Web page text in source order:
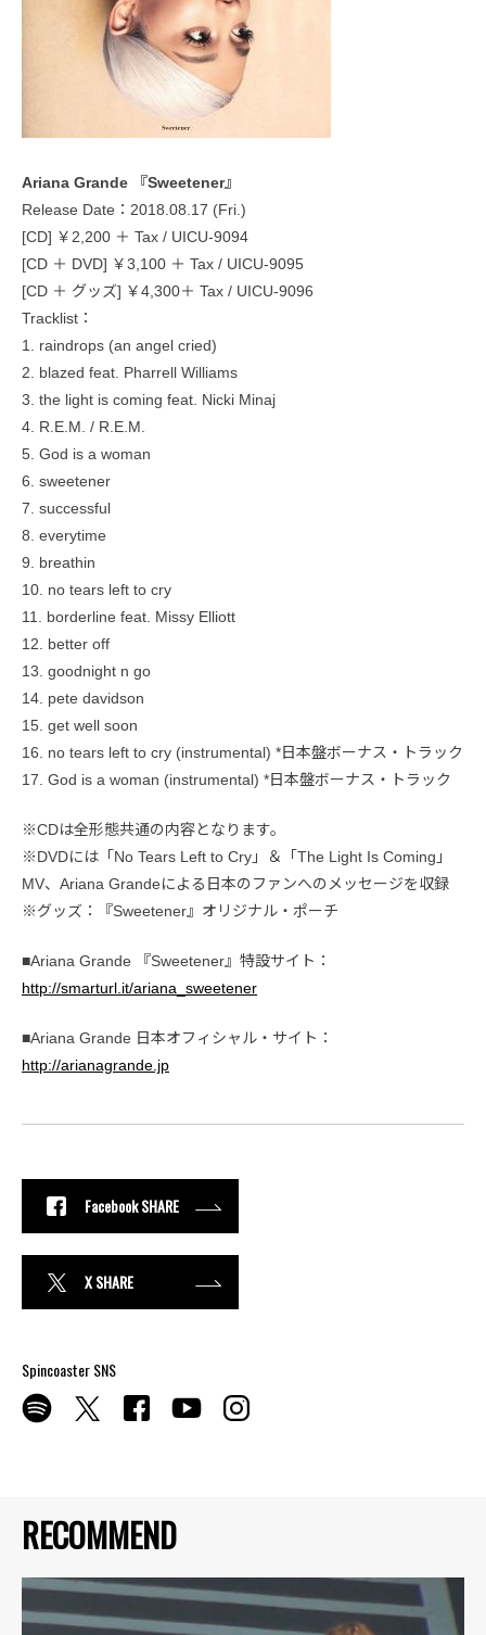
RECOMMEND
Ariana Grande 『Sweetener』
Release Date：2018.08.17 (Fri.)
[CD] ￥2,200 ＋ Tax / UICU-9094
[CD ＋ DVD] ￥3,100 ＋ Tax / UICU-9095
[CD ＋ グッズ] ￥4,300＋ Tax / UICU-9096
Tracklist：
1. raindrops (an angel cried)
2. blazed feat. Pharrell Williams
3. the light is coming feat. Nicki Minaj
4. R.E.M. / R.E.M.
5. God is a woman
6. sweetener
7. successful
8. everytime
9. breathin
10. no tears left to cry
11. borderline feat. Missy Elliott
12. better off
13. goodnight n go
14. pete davidson
15. get well soon
16. no tears left to cry (instrumental) *日本盤ボーナス・トラック
17. God is a woman (instrumental) *日本盤ボーナス・トラック
※CDは全形態共通の内容となります。
※DVDには「No Tears Left to Cry」＆「The Light Is Coming」
MV、Ariana Grandeによる日本のファンへのメッセージを収録
※グッズ：『Sweetener』オリジナル・ポーチ
■Ariana Grande 『Sweetener』特設サイト：
http://smarturl.it/ariana_sweetener
■Ariana Grande 日本オフィシャル・サイト：
http://arianagrande.jp
Facebook SHARE
X SHARE
Spincoaster SNS